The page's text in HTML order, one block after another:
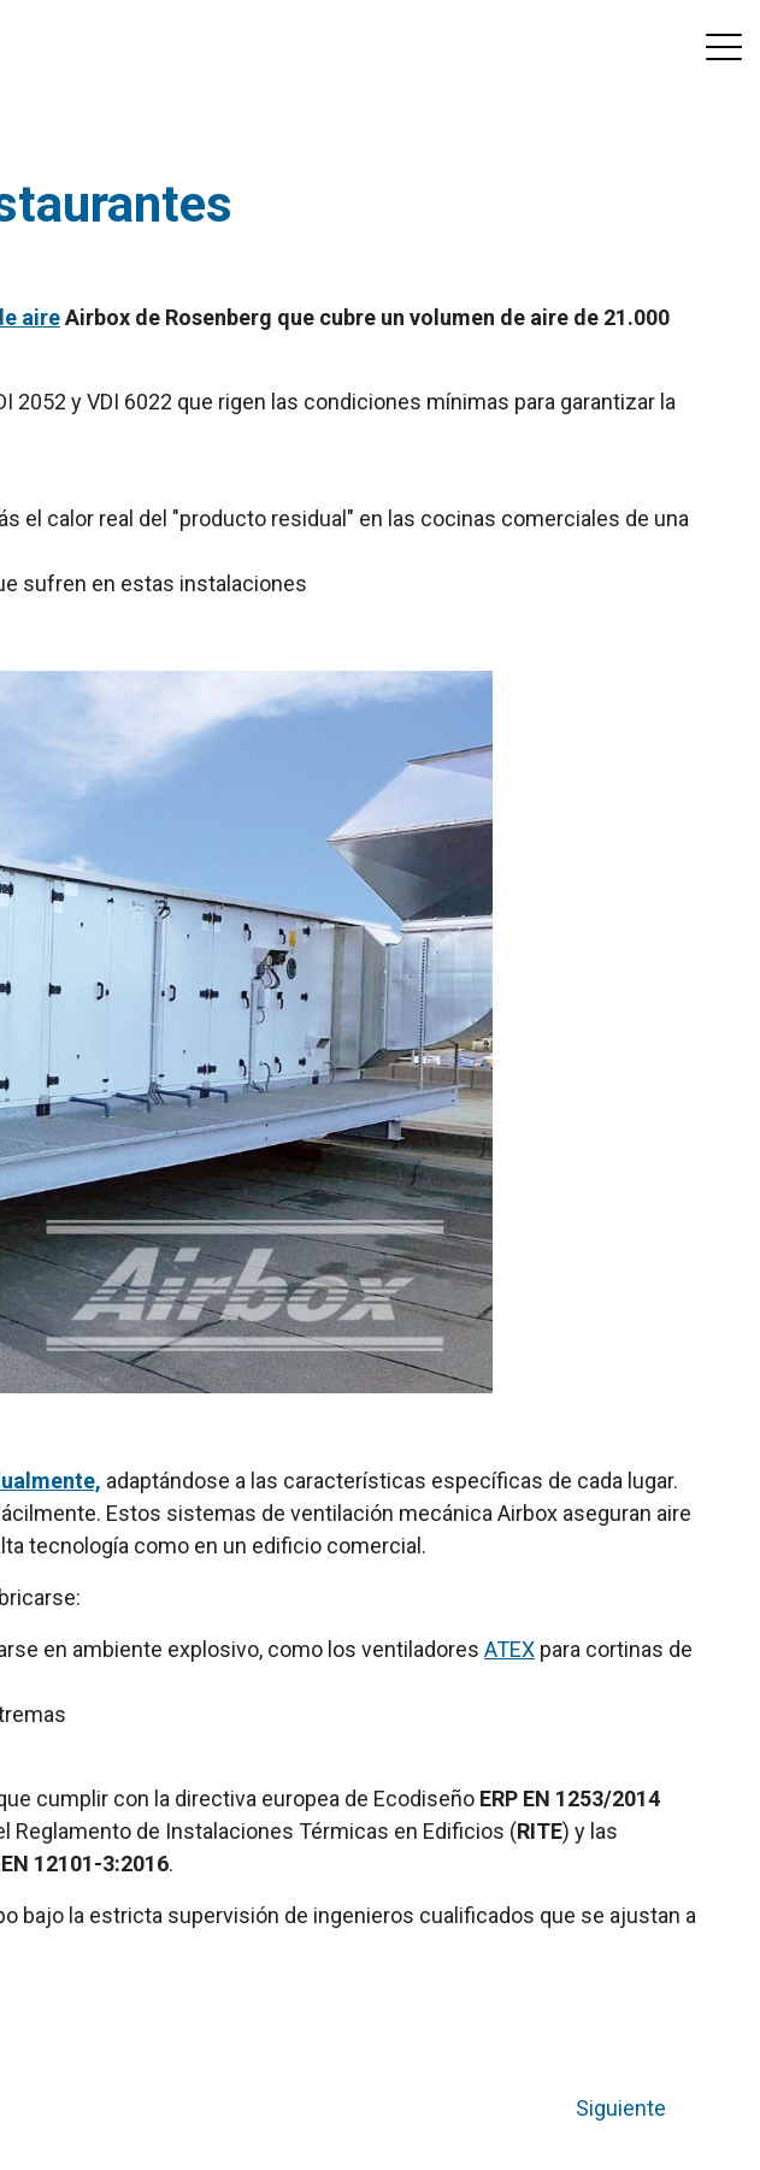
aireAirbox de Rosenberg que cubre un volumen de aire de 21.000
y VDI 6022 que rigen las condiciones mínimas para garantizar la
el calor real del "producto residual" en las cocinas comerciales de una
sufren en estas instalaciones
adaptándose a las características específicas de cada lugar.
Estos sistemas de ventilación mecánica Airbox aseguran aire
tecnología como en un edificio comercial.
en ambiente explosivo, como los ventiladores ATEX para cortinas de
cumplir con la directiva europea de Ecodiseño ERP EN 1253/2014
Reglamento de Instalaciones Térmicas en Edificios (RITE) y las
12101-3:2016.
bajo la estricta supervisión de ingenieros cualificados que se ajustan a
Siguiente